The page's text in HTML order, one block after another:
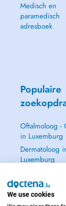
Medisch en
paramedisch
adresboek
Populaire
Oftalmoloog -
in Luxemburg
Dermatoloog
Luxemburg
Gynaecoloog in
Luxemburg
We use cookies